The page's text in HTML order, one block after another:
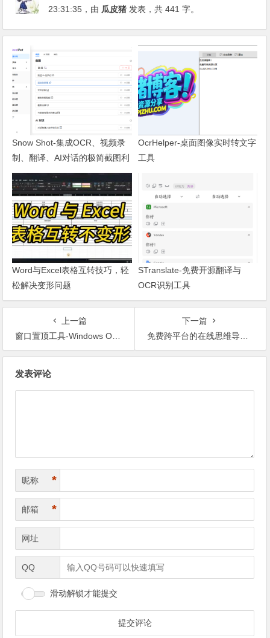
23:31:35 ，由 瓜皮猪 发表，共 441 字。
Snow Shot-集成OCR、视频录
制、翻译、AI对话的极简截图利
器
OcrHelper-桌面图像实时转文字
工具
Word与Excel表格互转技巧，轻
松解决变形问题
STranslate-免费开源翻译与
OCR识别工具
上一篇
窗口置顶工具-Windows On Top
下一篇
免费跨平台的在线思维导图制作工具-GitMind
发表评论
昵称 *
邮箱 *
网址
QQ
滑动解锁才能提交